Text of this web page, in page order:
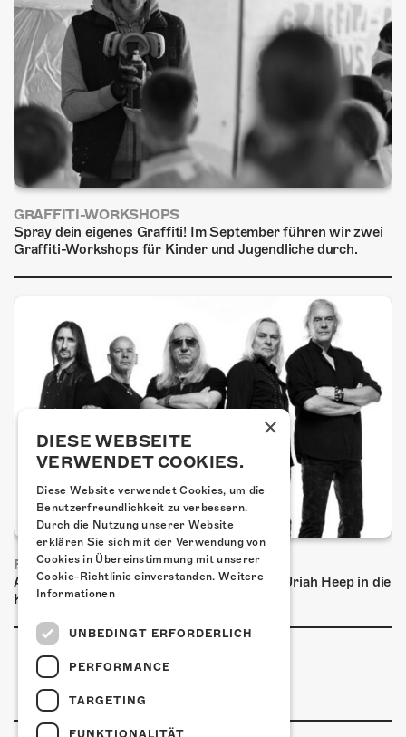
SHOP
MITMACHEN
GRAFFITI-WORKSHOPS
Spray dein eigenes Graffiti! Im September führen wir zwei
Graffiti-Workshops für Kinder und Jugendliche durch.
FRISCH BESTÄTIGT: URIAH HEEP
Am Sonntag, 15. November 2026 kommen Uriah Heep in die
Kulturfabrik Kofmehl!
×
DIESE WEBSEITE
VERWENDET COOKIES.
Diese Website verwendet Cookies, um die
Benutzerfreundlichkeit zu verbessern.
Durch die Nutzung unserer Website
erklären Sie sich mit der Verwendung von
Cookies in Übereinstimmung mit unserer
Cookie-Richtlinie einverstanden. Weitere
Informationen
UNBEDINGT ERFORDERLICH
PERFORMANCE
TARGETING
FUNKTIONALITÄT